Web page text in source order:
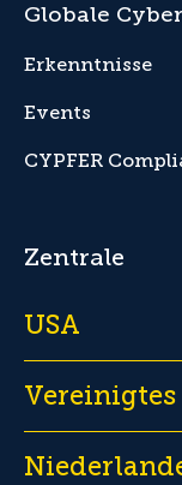
Globale
Erkenntnisse
Events
CYPFER
Zentrale
USA